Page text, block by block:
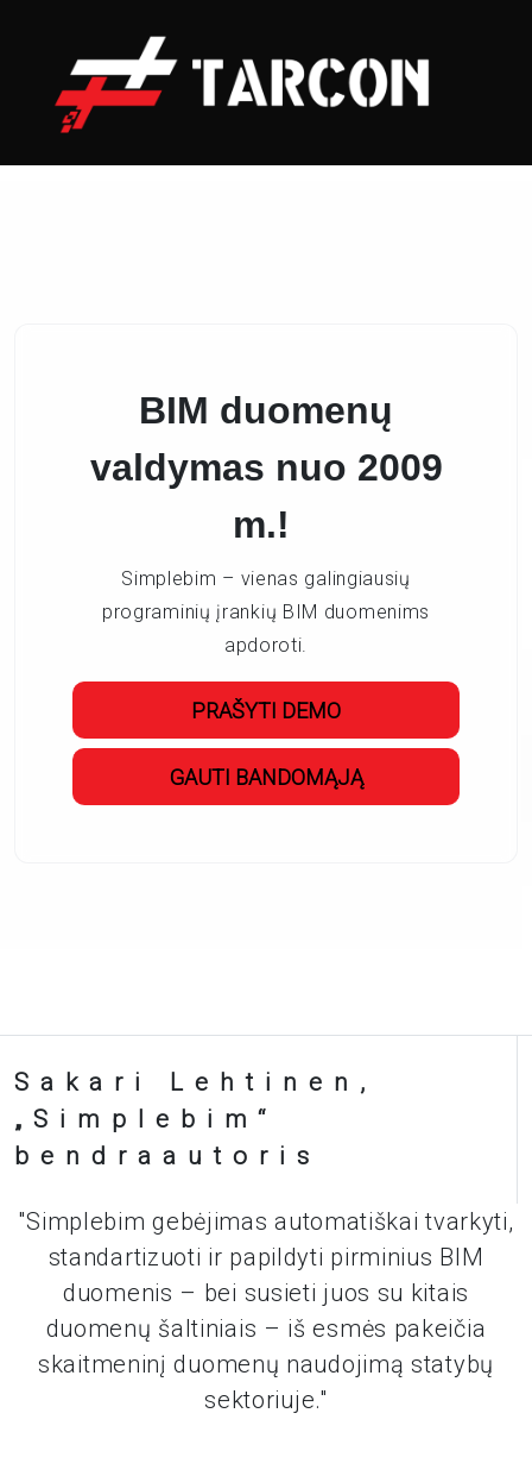
BIM duomenų
valdymas nuo 2009
m.!
Simplebim – vienas galingiausių
programinių įrankių BIM duomenims
apdoroti.
PRAŠYTI DEMO
GAUTI BANDOMĄJĄ
Sakari Lehtinen,
„Simplebim“
bendraautoris
"Simplebim gebėjimas automatiškai tvarkyti,
standartizuoti ir papildyti pirminius BIM
duomenis – bei susieti juos su kitais
duomenų šaltiniais – iš esmės pakeičia
skaitmeninį duomenų naudojimą statybų
sektoriuje."